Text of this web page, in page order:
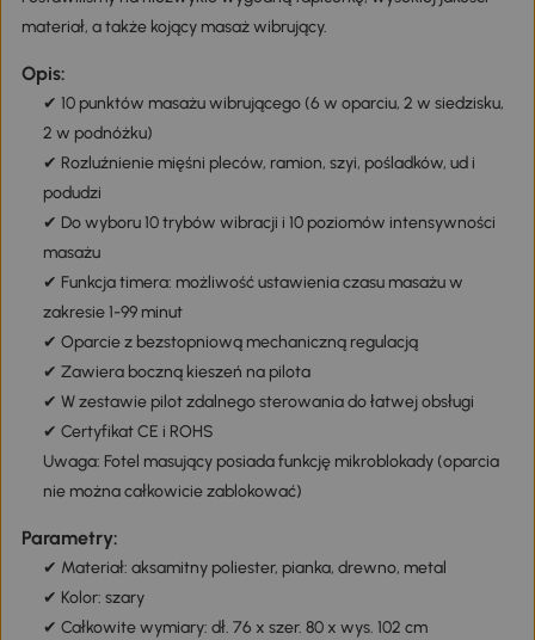
materiał, a także kojący masaż wibrujący.
Opis:
✔ 10 punktów masażu wibrującego (6 w oparciu, 2 w siedzisku,
2 w podnóżku)
✔ Rozluźnienie mięśni pleców, ramion, szyi, pośladków, ud i
podudzi
✔ Do wyboru 10 trybów wibracji i 10 poziomów intensywności
masażu
✔ Funkcja timera: możliwość ustawienia czasu masażu w
zakresie 1-99 minut
✔ Oparcie z bezstopniową mechaniczną regulacją
✔ Zawiera boczną kieszeń na pilota
✔ W zestawie pilot zdalnego sterowania do łatwej obsługi
✔ Certyfikat CE i ROHS
Uwaga: Fotel masujący posiada funkcję mikroblokady (oparcia
nie można całkowicie zablokować)
Parametry:
✔ Materiał: aksamitny poliester, pianka, drewno, metal
✔ Kolor: szary
✔ Całkowite wymiary: dł. 76 x szer. 80 x wys. 102 cm